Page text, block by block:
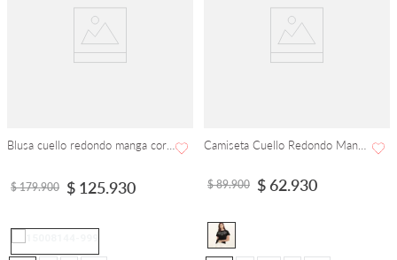
$ 179.900 $ 125.930 $ 89.900 $ 62.930